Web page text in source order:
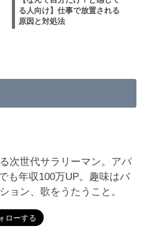
る人向け】仕事で放置される
原因と対処法